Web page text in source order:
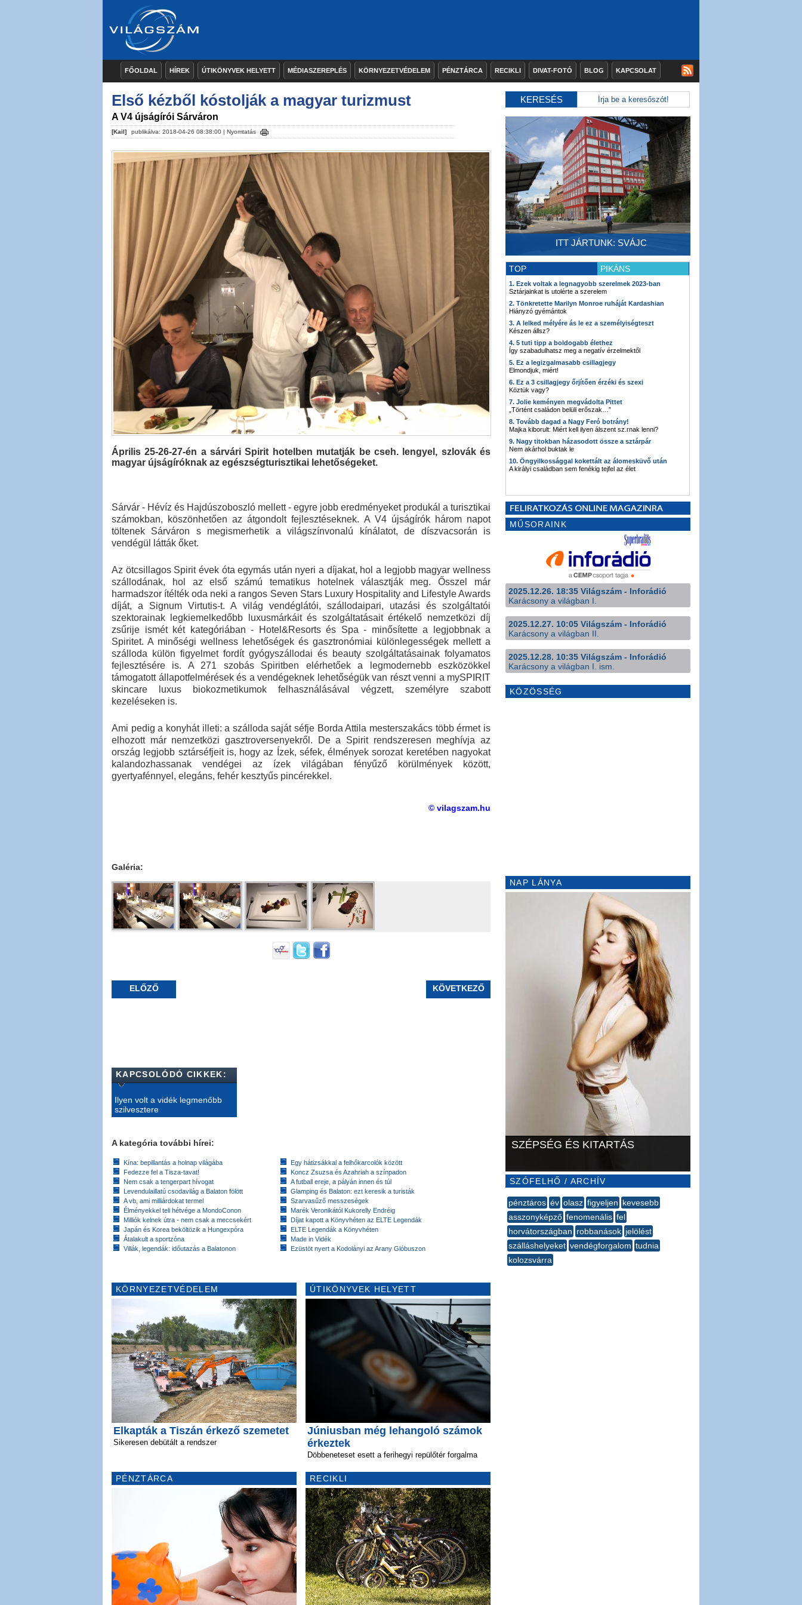
FŐOLDAL HÍREK ÚTIKÖNYVEK HELYETT MÉDIASZEREPLÉS KÖRNYEZETVÉDELEM PÉNZTÁRCA RECIKLI DIVAT-FOTÓ BLOG KAPCSOLAT
Első kézből kóstolják a magyar turizmust
A V4 újságírói Sárváron
[Kail] publikálva: 2018-04-26 08:38:00 | Nyomtatás
Április 25-26-27-én a sárvári Spirit hotelben mutatják be cseh. lengyel, szlovák és
magyar újságíróknak az egészségturisztikai lehetőségeket.
Sárvár - Hévíz és Hajdúszoboszló mellett - egyre jobb eredményeket produkál a turisztikai
számokban, köszönhetően az átgondolt fejlesztéseknek. A V4 újságírók három napot
töltenek Sárváron s megismerhetik a világszínvonalú kínálatot, de díszvacsorán is
vendégül látták őket.
Az ötcsillagos Spirit évek óta egymás után nyeri a díjakat, hol a legjobb magyar wellness
szállodának, hol az első számú tematikus hotelnek választják meg. Ősszel már
harmadszor ítélték oda neki a rangos Seven Stars Luxury Hospitality and Lifestyle Awards
díját, a Signum Virtutis-t. A világ vendéglátói, szállodaipari, utazási és szolgáltatói
szektorainak legkiemelkedőbb luxusmárkáit és szolgáltatásait értékelő nemzetközi díj
zsűrije ismét két kategóriában - Hotel&Resorts és Spa - minősítette a legjobbnak a
Spiritet. A minőségi wellness lehetőségek és gasztronómiai különlegességek mellett a
szálloda külön figyelmet fordít gyógyszállodai és beauty szolgáltatásainak folyamatos
fejlesztésére is. A 271 szobás Spiritben elérhetőek a legmodernebb eszközökkel
támogatott állapotfelmérések és a vendégeknek lehetőségük van részt venni a mySPIRIT
skincare luxus biokozmetikumok felhasználásával végzett, személyre szabott
kezeléseken is.
Ami pedig a konyhát illeti: a szálloda saját séfje Borda Attila mesterszakács több érmet is
elhozott már nemzetközi gasztroversenyekről. De a Spirit rendszeresen meghívja az
ország legjobb sztárséfjeit is, hogy az Ízek, séfek, élmények sorozat keretében nagyokat
kalandozhassanak vendégei az ízek világában fényűző körülmények között,
gyertyafénnyel, elegáns, fehér kesztyűs pincérekkel.
© vilagszam.hu
Galéria:
ELŐZŐ KÖVETKEZŐ
KAPCSOLÓDÓ CIKKEK:
Ilyen volt a vidék legmenőbb
szilvesztere
A kategória további hírei:
Kína: bepillantás a holnap világába
Fedezze fel a Tisza-tavat!
Nem csak a tengerpart hívogat
Levendulaillatú csodavilág a Balaton fölött
A vb, ami milliárdokat termel
Élményekkel teli hétvége a MondoConon
Milliók kelnek útra - nem csak a meccsekért
Japán és Korea beköltözik a Hungexpóra
Átalakult a sportzóna
Villák, legendák: időutazás a Balatonon
Egy hátizsákkal a felhőkarcolók között
Koncz Zsuzsa és Azahriah a színpadon
A futball ereje, a pályán innen és túl
Glamping és Balaton: ezt keresik a turisták
Szarvasűző messzeségek
Marék Veronikától Kukorelly Endréig
Díjat kapott a Könyvhéten az ELTE Legendák
ELTE Legendák a Könyvhéten
Made in Vidék
Ezüstöt nyert a Kodolányi az Arany Glóbuszon
KÖRNYEZETVÉDELEM
Elkapták a Tiszán érkező szemetet
Sikeresen debütált a rendszer
PÉNZTÁRCA
ÚTIKÖNYVEK HELYETT
Júniusban még lehangoló számok
érkeztek
Döbbeneteset esett a ferihegyi repülőtér forgalma
RECIKLI
KERESÉS
ITT JÁRTUNK: SVÁJC
TOP PIKÁNS
1. Ezek voltak a legnagyobb szerelmek 2023-ban
Sztárjainkat is utolérte a szerelem
2. Tönkretette Marilyn Monroe ruháját Kardashian
Hiányzó gyémántok
3. A lelked mélyére ás le ez a személyiségteszt
Készen állsz?
4. 5 tuti tipp a boldogabb élethez
Így szabadulhatsz meg a negatív érzelmektől
5. Ez a legizgalmasabb csillagjegy
Elmondjuk, miért!
6. Ez a 3 csillagjegy őrjítően érzéki és szexi
Köztük vagy?
7. Jolie keményen megvádolta Pittet
„Történt családon belüli erőszak…”
8. Tovább dagad a Nagy Feró botrány!
Majka kiborult: Miért kell ilyen álszent sz.rnak lenni?
9. Nagy titokban házasodott össze a sztárpár
Nem akárhol buktak le
10. Öngyilkossággal kokettált az álomesküvő után
A királyi családban sem fenékig tejfel az élet
MŰSORAINK
2025.12.26. 18:35 Világszám - Inforádió
Karácsony a világban I.
2025.12.27. 10:05 Világszám - Inforádió
Karácsony a világban II.
2025.12.28. 10:35 Világszám - Inforádió
Karácsony a világban I. ism.
KÖZÖSSÉG
NAP LÁNYA
SZÉPSÉG ÉS KITARTÁS
SZÓFELHŐ / ARCHÍV
pénztáros év olasz figyeljen kevesebb
asszonyképző fenomenális fel
horvátországban robbanások jelölést
szálláshelyeket vendégforgalom tudnia
kolozsvárra